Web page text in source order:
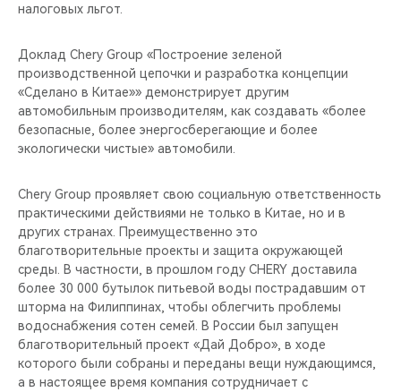
налоговых льгот.
Доклад Chery Group «Построение зеленой
производственной цепочки и разработка концепции
«Сделано в Китае»» демонстрирует другим
автомобильным производителям, как создавать «более
безопасные, более энергосберегающие и более
экологически чистые» автомобили.
Chery Group проявляет свою социальную ответственность
практическими действиями не только в Китае, но и в
других странах. Преимущественно это
благотворительные проекты и защита окружающей
среды. В частности, в прошлом году CHERY доставила
более 30 000 бутылок питьевой воды пострадавшим от
шторма на Филиппинах, чтобы облегчить проблемы
водоснабжения сотен семей. В России был запущен
благотворительный проект «Дай Добро», в ходе
которого были собраны и переданы вещи нуждающимся,
а в настоящее время компания сотрудничает с